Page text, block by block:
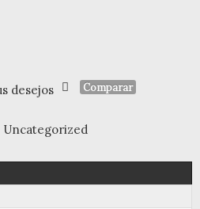
desejos Comparar
Uncategorized